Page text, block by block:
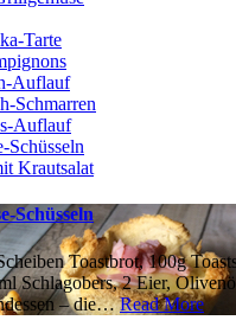
Tarte
Auflauf
Schmarren
Auflauf
Schüsseln
Krautsalat
Schüsseln
Toastbrot, 100g
Schlagobers, 2 Eier,
– die… Read More